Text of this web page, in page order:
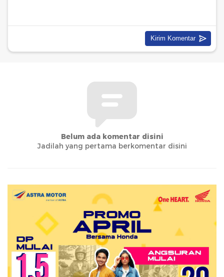
Belum ada komentar disini
Jadilah yang pertama berkomentar disini